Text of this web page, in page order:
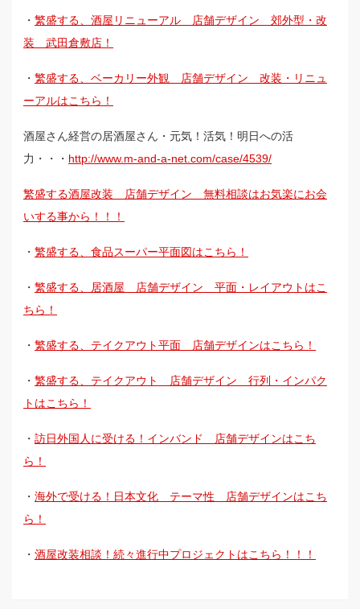
・ 繁盛する、酒屋リニューアル 店舗デザイン 郊外型・改
装 武田倉敷店！
・ 繁盛する、ベーカリー外観 店舗デザイン 改装・リニュ
ーアルはこちら！
酒屋さん経営の居酒屋さん・元気！活気！明日への活
力・・・ http://www.m-and-a-net.com/case/4539/
繁盛する酒屋改装 店舗デザイン 無料相談はお気楽にお会
いする事から！！！
・ 繁盛する、食品スーパー平面図はこちら！
・ 繁盛する、居酒屋 店舗デザイン 平面・レイアウトはこ
ちら！
・ 繁盛する、テイクアウト平面 店舗デザインはこちら！
・ 繁盛する、テイクアウト 店舗デザイン 行列・インパク
トはこちら！
・ 訪日外国人に受ける！インバンド 店舗デザインはこち
ら！
・ 海外で受ける！日本文化 テーマ性 店舗デザインはこち
ら！
・ 酒屋改装相談！続々進行中プロジェクトはこちら！！！